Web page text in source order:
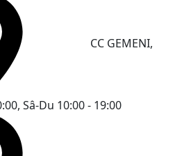
CC GEMENI,
Sâ-Du 10:00 - 19:00